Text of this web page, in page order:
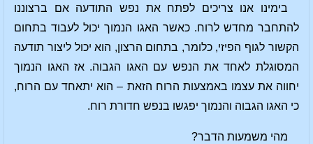
בימינו אנו צריכים לפתח את נפש התודעה אם ברצוננו
להתחבר מחדש לרוח. כאשר האגו הנמוך יכול לעבוד בתחום
הקשור לגוף הפיזי, כלומר, בתחום הרצון, הוא יכול ליצור תודעה
המסוגלת לאחד את הנפש עם האגו הגבוה. אז האגו הנמוך
יחווה את עצמו באמצעות הרוח הזאת – הוא יתאחד עם הרוח,
כי האגו הגבוה והנמוך יפגשו בנפש חדורת רוח.
מהי משמעות הדבר?